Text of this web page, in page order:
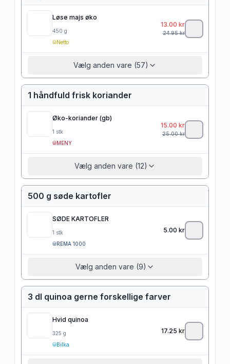
Løse majs øko
450 g
Netto
13.00 kr
24.95kr
Vælg anden vare (57)
1 håndfuld frisk koriander
Øko-koriander (gb)
1 stk
MENY
15.00 kr
25.00kr
Vælg anden vare (12)
500 g søde kartofler
SØDE KARTOFLER
1 stk
REMA 1000
5.00 kr
Vælg anden vare (9)
3 dl quinoa gerne forskellige farver
Hvid quinoa
325 g
Bilka
17.25 kr